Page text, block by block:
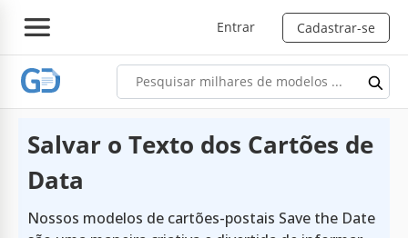
Entrar Cadastrar-se
Salvar o Texto dos Cartões de
Data
Nossos modelos de cartões-postais Save the Date